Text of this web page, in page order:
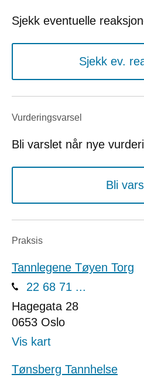
Sjekk eventuelle
Sjekk ev.
Vurderings­varsel
Bli varslet når nye
Bli
Praksis
Tannlegene Tøyen Torg
22 68 71 ...
Hagegata 28
0653 Oslo
Vis kart
Tønsberg Tannhelse